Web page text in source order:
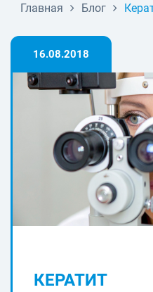
Главная Блог
16.08.2018
КЕРАТИТ